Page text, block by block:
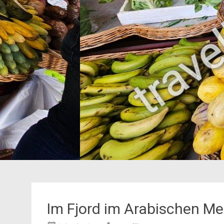
Im Fjord im Arabischen